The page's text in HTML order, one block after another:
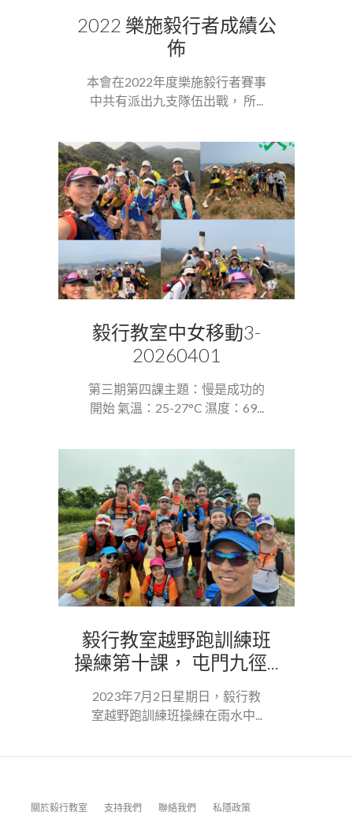
2022 樂施毅行者成績公
佈
本會在2022年度樂施毅行者賽事
中共有派出九支隊伍出戰， 所...
毅行教室中女移動3-
20260401
第三期第四課主題：慢是成功的
開始 氣溫：25-27°C 濕度：69...
毅行教室越野跑訓練班
操練第十課， 屯門九徑...
2023年7月2日星期日，毅行教
室越野跑訓練班操練在雨水中...
關於毅行教室 支持我們 聯絡我們 私隱政策